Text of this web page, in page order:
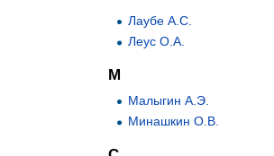
Лаубе А.С.
Леус О.А.
М
Малыгин А.Э.
Минашкин О.В.